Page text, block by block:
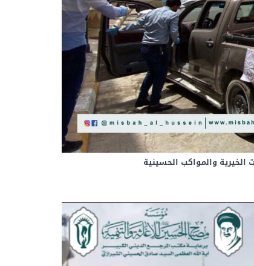
والمواكب الحسينية